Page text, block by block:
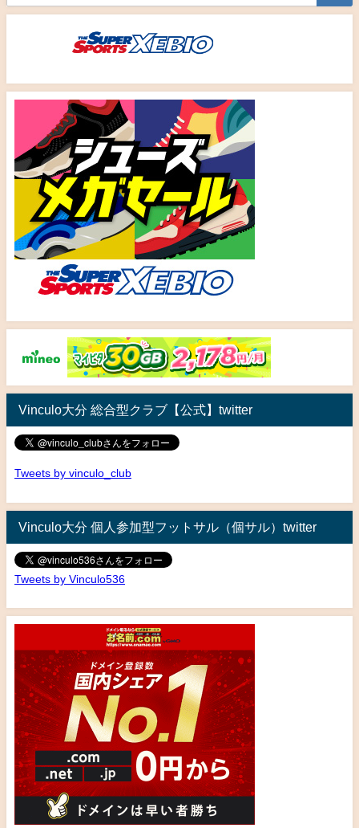
Vinculo大分 総合型クラブ【公式】twitter
Tweets by vinculo_club
Vinculo大分 個人参加型フットサル（個サル）twitter
Tweets by Vinculo536